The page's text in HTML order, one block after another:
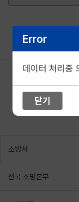
소방서
전국 소방본부
Error
데이터 처리중
닫기